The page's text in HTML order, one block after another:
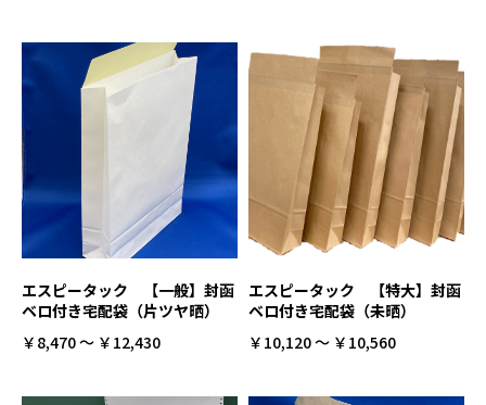
エスピータック 【一般】封函
ベロ付き宅配袋（片ツヤ晒）
￥8,470 ～ ￥12,430
エスピータック 【特大】封函
ベロ付き宅配袋（未晒）
￥10,120 ～ ￥10,560